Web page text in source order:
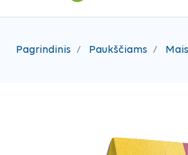
Pagrindinis Paukščiams